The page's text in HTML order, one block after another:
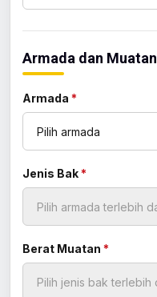
Armada dan Muatan
Armada *
Jenis Bak*
Berat Muatan *